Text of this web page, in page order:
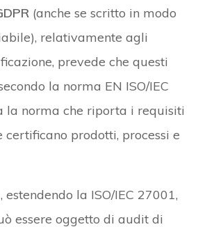
(anche se scritto in modo
relativamente agli
prevede che questi
la norma EN ISO/IEC
la norma che riporta i requisiti
certificano prodotti, processi e
estendendo la ISO/IEC 27001,
essere oggetto di audit di